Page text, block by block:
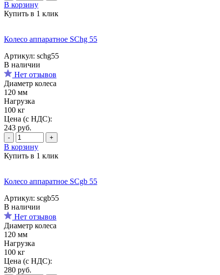
В корзину
Купить в 1 клик
Колесо аппаратное SChg 55
Артикул: schg55
В наличии
Нет отзывов
Диаметр колеса
120 мм
Нагрузка
100 кг
Цена (с НДС):
243 руб.
- +
В корзину
Купить в 1 клик
Колесо аппаратное SCgb 55
Артикул: scgb55
В наличии
Нет отзывов
Диаметр колеса
120 мм
Нагрузка
100 кг
Цена (с НДС):
280 руб.